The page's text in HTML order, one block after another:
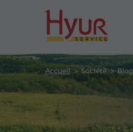
Accueil Société Blog